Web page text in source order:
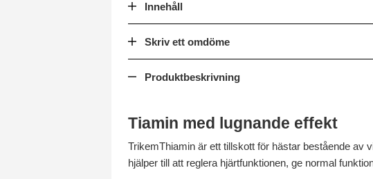
Innehåll
Skriv ett omdöme
Produktbeskrivning
Tiamin med lugnande effekt
TrikemThiamin är ett tillskott för hästar bestående av
hjälper till att reglera hjärtfunktionen, ge normal